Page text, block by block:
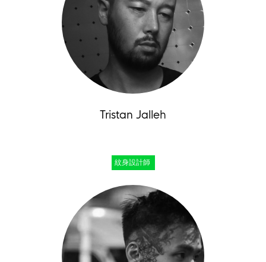
Tristan Jalleh
紋身設計師